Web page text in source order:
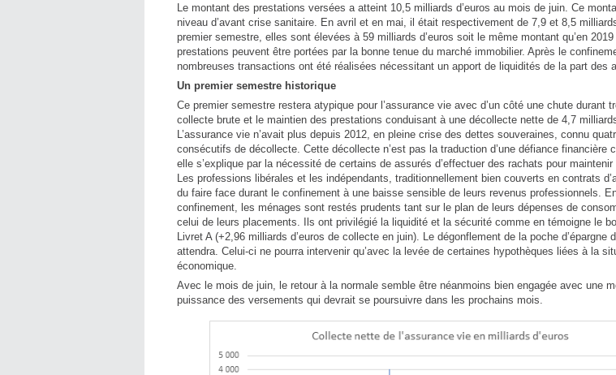
Le montant des prestations versées a atteint 10,5 milliards d’euros au mois de juin. Ce
niveau d’avant crise sanitaire. En avril et en mai, il était respectivement de 7,9 et 8,5
premier semestre, elles sont élevées à 59 milliards d’euros soit le même montant qu’en
prestations peuvent être portées par la bonne tenue du marché immobilier. Après le
nombreuses transactions ont été réalisées nécessitant un apport de liquidités de la part des
Un premier semestre historique
Ce premier semestre restera atypique pour l’assurance vie avec d’un côté une chute durant
collecte brute et le maintien des prestations conduisant à une décollecte nette de 4,7 milliards
L’assurance vie n’avait plus depuis 2012, en pleine crise des dettes souveraines, connu
consécutifs de décollecte. Cette décollecte n’est pas la traduction d’une défiance financière
elle s’explique par la nécessité de certains de assurés d’effectuer des rachats pour maintenir
Les professions libérales et les indépendants, traditionnellement bien couverts en contrats
du faire face durant le confinement à une baisse sensible de leurs revenus professionnels.
confinement, les ménages sont restés prudents tant sur le plan de leurs dépenses de
celui de leurs placements. Ils ont privilégié la liquidité et la sécurité comme en témoigne le
Livret A (+2,96 milliards d’euros de collecte en juin). Le dégonflement de la poche d’épargne
attendra. Celui-ci ne pourra intervenir qu’avec la levée de certaines hypothèques liées à la
économique.
Avec le mois de juin, le retour à la normale semble être néanmoins bien engagée avec une
puissance des versements qui devrait se poursuivre dans les prochains mois.